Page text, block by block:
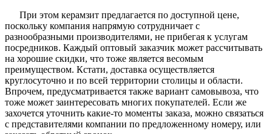
При этом керамзит предлагается по доступной цене,
поскольку компания напрямую сотрудничает с
разнообразными производителями, не прибегая к услугам
посредников. Каждый оптовый заказчик может рассчитывать
на хорошие скидки, что тоже является весомым
преимуществом. Кстати, доставка осуществляется
круглосуточно и по всей территории столицы и области.
Впрочем, предусматривается также вариант самовывоза, что
тоже может заинтересовать многих покупателей. Если же
захочется уточнить какие-то моменты заказа, можно связаться
с представителями компании по предложенному номеру, или